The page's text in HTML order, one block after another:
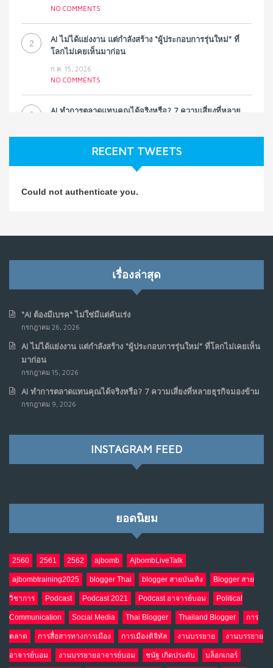
NO COMMENTS
2
AI ไม่ได้แย่งงาน แต่กำลังสร้าง “ผู้ประกอบการรุ่นใหม่” ที่
โลกไม่เคยเห็นมาก่อน
ก.ค. 15, 2026
NO COMMENTS
3
AI ทำการตลาดแทนคุณได้จริงหรือ? 7 ความเสี่ยงที่หลาย
NO COMMENTS
Koe ในแบบอาจารย์บอม
รัฐอาจเป็นจุดเริ่มต้นของ “ขบวนการประท้วงดิจิทัล” ครั้งใหม่
6
7
เมื่อรัฐบาลเริ่มคิดแบบแพลตฟอร์ม : AI กำลังเปลี่ยนรัฐ
ราชการไปตลอดกาล
NO COMMENTS
เมื่อโลกออนไลน์ กลายเป็น“ศาลเตี้ย”
9
NO COMMENTS
10 อินโดนีเซีย กับเกมอำนาจที่มองไม่เห็น
เม.ย. 19, 2026
NO COMMENTS
RECENT TWEETS
Could not authenticate you.
เรื่องล่าสุด
“AI ต้องมีเบรค“ ไม่ใช่มีแต่คันเร่ง
กรกฎาคม 26, 2026
AI ไม่ได้แย่งงาน แต่กำลังสร้าง “ผู้ประกอบการรุ่นใหม่” ที่โลกไม่เคยเห็น
มาก่อน
กรกฎาคม 15, 2026
AI ทำการตลาดแทนคุณได้จริงหรือ? 7 ความเสี่ยงที่หลายธุรกิจมองข้าม
กรกฎาคม 9, 2026
INSTAGRAM FEED
ยอดนิยม
2560 2561 2562 ajbomb AjbombLiveTalk
ajbombtraining2025 blogger Thai blogger สายบันเทิง Blogger สาย
วิชาการ Podcast Podcast 2021 Podcast อาจารย์บอม Political
Communication Social Media Thai Blogger Thailand Blogger การ
ตลาด การสื่อสารทางการเมือง การเมืองดิจิทัล งานบรรยาย งานบรรยาย
อาจารย์บอม งานบรรยายอาจารย์บอม ชนัฐ เกิดประดับ บล็อกเกอร์